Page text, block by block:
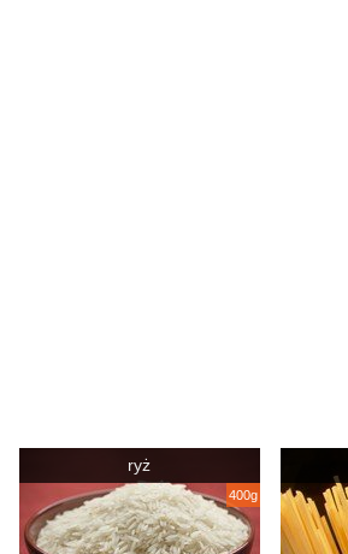
ryż
400g